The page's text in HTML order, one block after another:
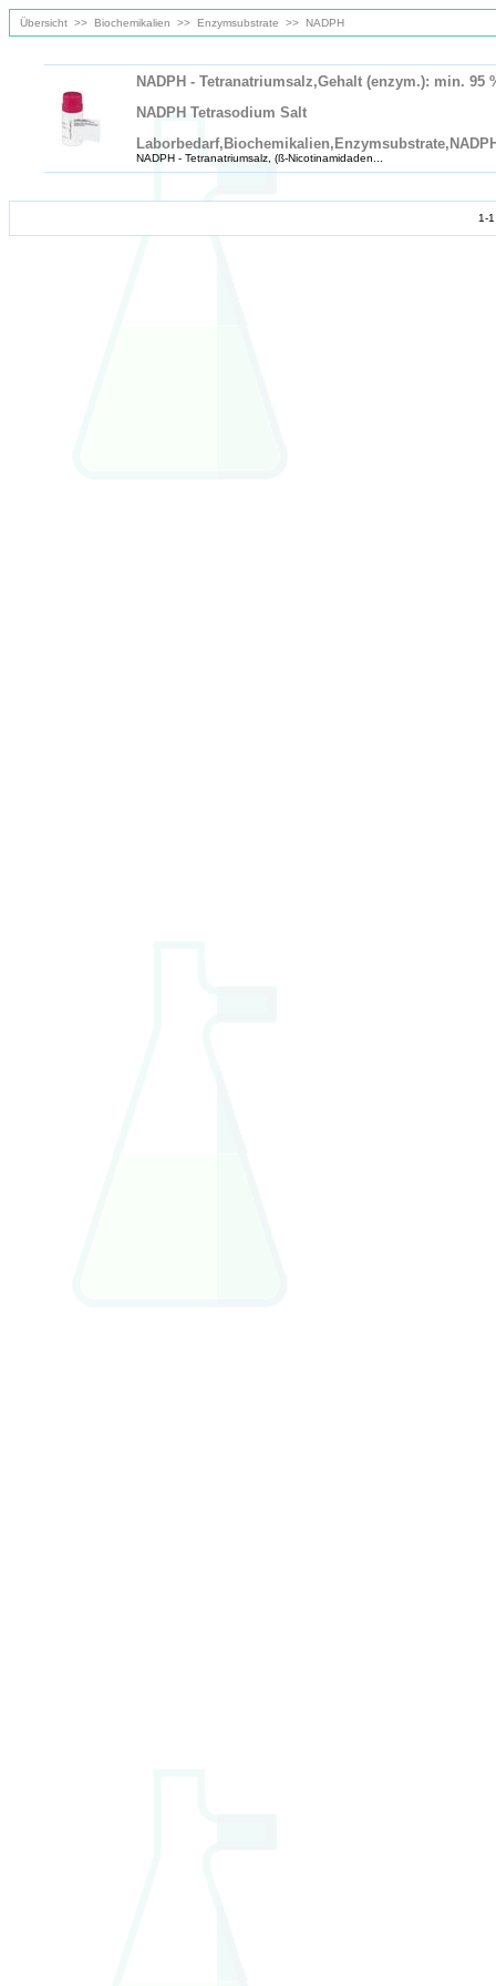
Übersicht >> Biochemikalien >> Enzymsubstrate >> NADPH
NADPH - Tetranatriumsalz,Gehalt (enzym.): min. 95
NADPH Tetrasodium Salt
NADPH - Tetranatriumsalz, (ß-Nicotinamidaden...
1-